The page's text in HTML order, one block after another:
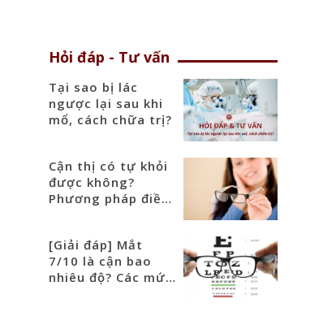
Hỏi đáp - Tư vấn
Tại sao bị lác
ngược lại sau khi
mổ, cách chữa trị?
Cận thị có tự khỏi
được không?
Phương pháp điều
[Giải đáp] Mắt
7/10 là cận bao
nhiêu độ? Các mức